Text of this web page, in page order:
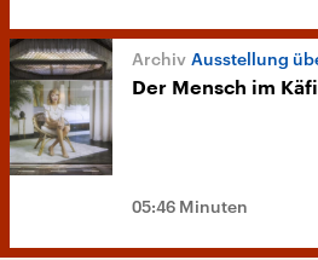
Ausstellung
Der Mensch im
05:46 Minuten